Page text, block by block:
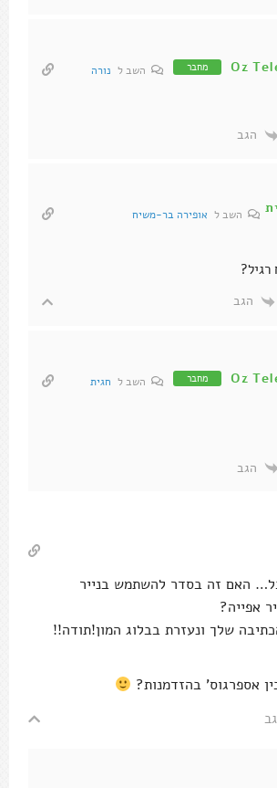
Oz מחבר השב ל נורה
הגב
השב ל אופירה בר-משיח
הגב
Oz מחבר השב ל חגית
הגב
האם זה בסדר להשתמש בנייר
אפייה?
שלך ונעזרת בבלוג המון!תודה!!
אספרגוס' בהזדמנות?